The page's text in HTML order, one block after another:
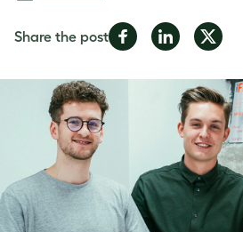
Share the postShare
Facebook
Share
LinkedIn
Share
Twitter